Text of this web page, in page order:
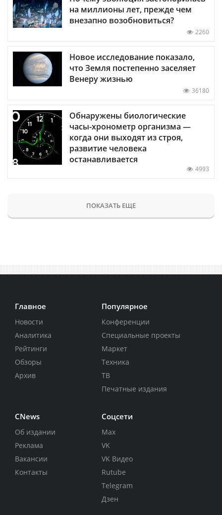
на миллионы лет, прежде чем
внезапно возобновиться?
2260
Новое исследование показало,
что Земля постепенно заселяет
Венеру жизнью
36180
Обнаружены биологические
часы-хронометр организма —
когда они выходят из строя,
развитие человека
останавливается
4993
ПОКАЗАТЬ ЕЩЕ
Главное
Новости
Аналитика
Рейтинги
Обзоры
Архив
Популярное
Конференции
Специальные проекты
Маркет
Техника
ТВ
Печатные издания
CNews
Об издании
Реклама
Вакансии
Контакты
Соцсети
Max
VK
VK Видео
Rutube
Telegram
Дзен